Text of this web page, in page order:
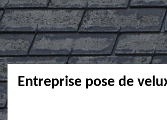
Entreprise pose de